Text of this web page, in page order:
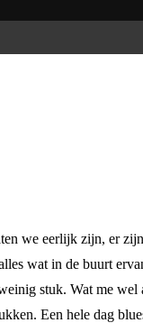
we eerlijk zijn, er
wat in de buurt
stuk. Wat me
Een hele dag